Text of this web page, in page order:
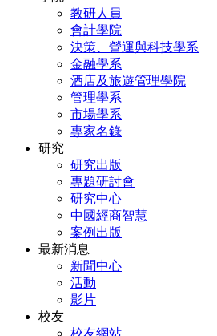
教研人員
會計學院
決策、營運與科技學系
金融學系
酒店及旅遊管理學院
管理學系
市場學系
專家名錄
研究
研究出版
專題研討會
研究中心
中國經商智慧
案例出版
最新消息
新聞中心
活動
影片
校友
校友網站